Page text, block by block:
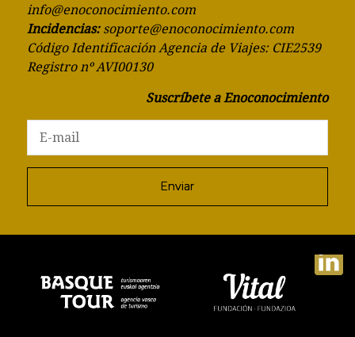
info@enoconocimiento.com
Incidencias: soporte@enoconocimiento.com
Código Identificación Agencia de Viajes: CIE2539
Registro nº AVI00130
Suscríbete a Enoconocimiento